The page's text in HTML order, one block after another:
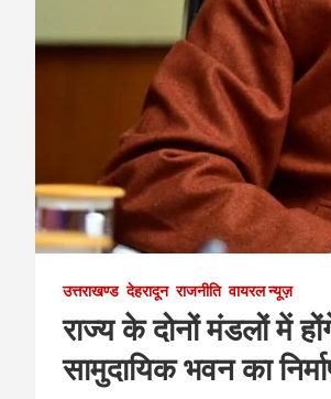
उत्तराखण्ड देहरादून राजनीति वायरल न्यूज़
राज्य के दोनों मंडलों में
सामुदायिक भवन का